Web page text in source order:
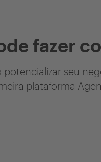
fazer
potencializar seu
plataforma